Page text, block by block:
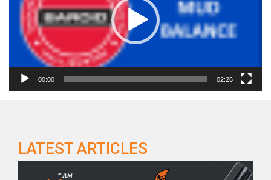
00:00 02:26
LATEST ARTICLES